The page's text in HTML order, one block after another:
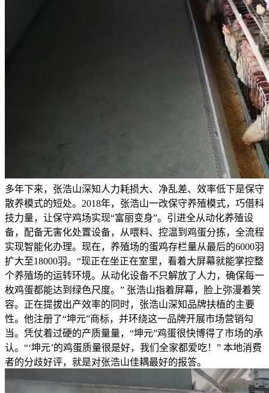
多年下来，张浩山深知人力耗损大、净乱差、效率低下是保守
散养模式的短处。2018年，张浩山一改保守养殖模式，巧借科
技力量，让保守鸡场实现“富丽变身”。引进全从动化养殖设
备，配备无害化处置设备，从喂料、控温到鸡蛋分拣，全流程
实现智能化办理。现在，养殖场的蛋鸡存栏量从最后的6000羽
扩大至18000羽。“现正在坐正在室里，看着大屏幕就能掌控整
个养殖场的运转环境。从动化设备不只解放了人力，确保每一
枚鸡蛋都能达到绿色尺度。” 张浩山指着屏幕，脸上弥漫着笑
容。正在提拔出产效率的同时，张浩山深知品牌扶植的主要
性。他注册了“坤元”商标，并环绕这一品牌开展市场营销勾
当。凭仗着过硬的产质量量，“坤元”鸡蛋很快博得了市场的承
认。“‘坤元’的鸡蛋质量很是好，我们全家都爱吃！” 本地消费
者的分歧好评，就是对张浩山佳耦最好的报答。